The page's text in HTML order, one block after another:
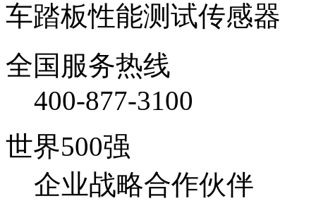
车踏板性能测试传感器
全国服务热线
400-877-3100
世界500强
企业战略合作伙伴